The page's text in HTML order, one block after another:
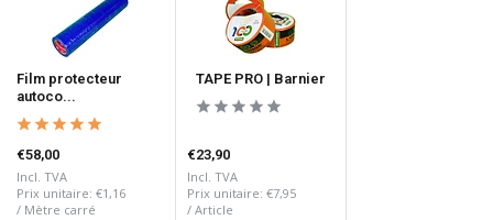
Film protecteur
autoco...
€58,00
Incl. TVA
Prix unitaire: €1,16
/ Mètre carré
TAPE PRO | Barnier
€23,90
Incl. TVA
Prix unitaire: €7,95
/ Article